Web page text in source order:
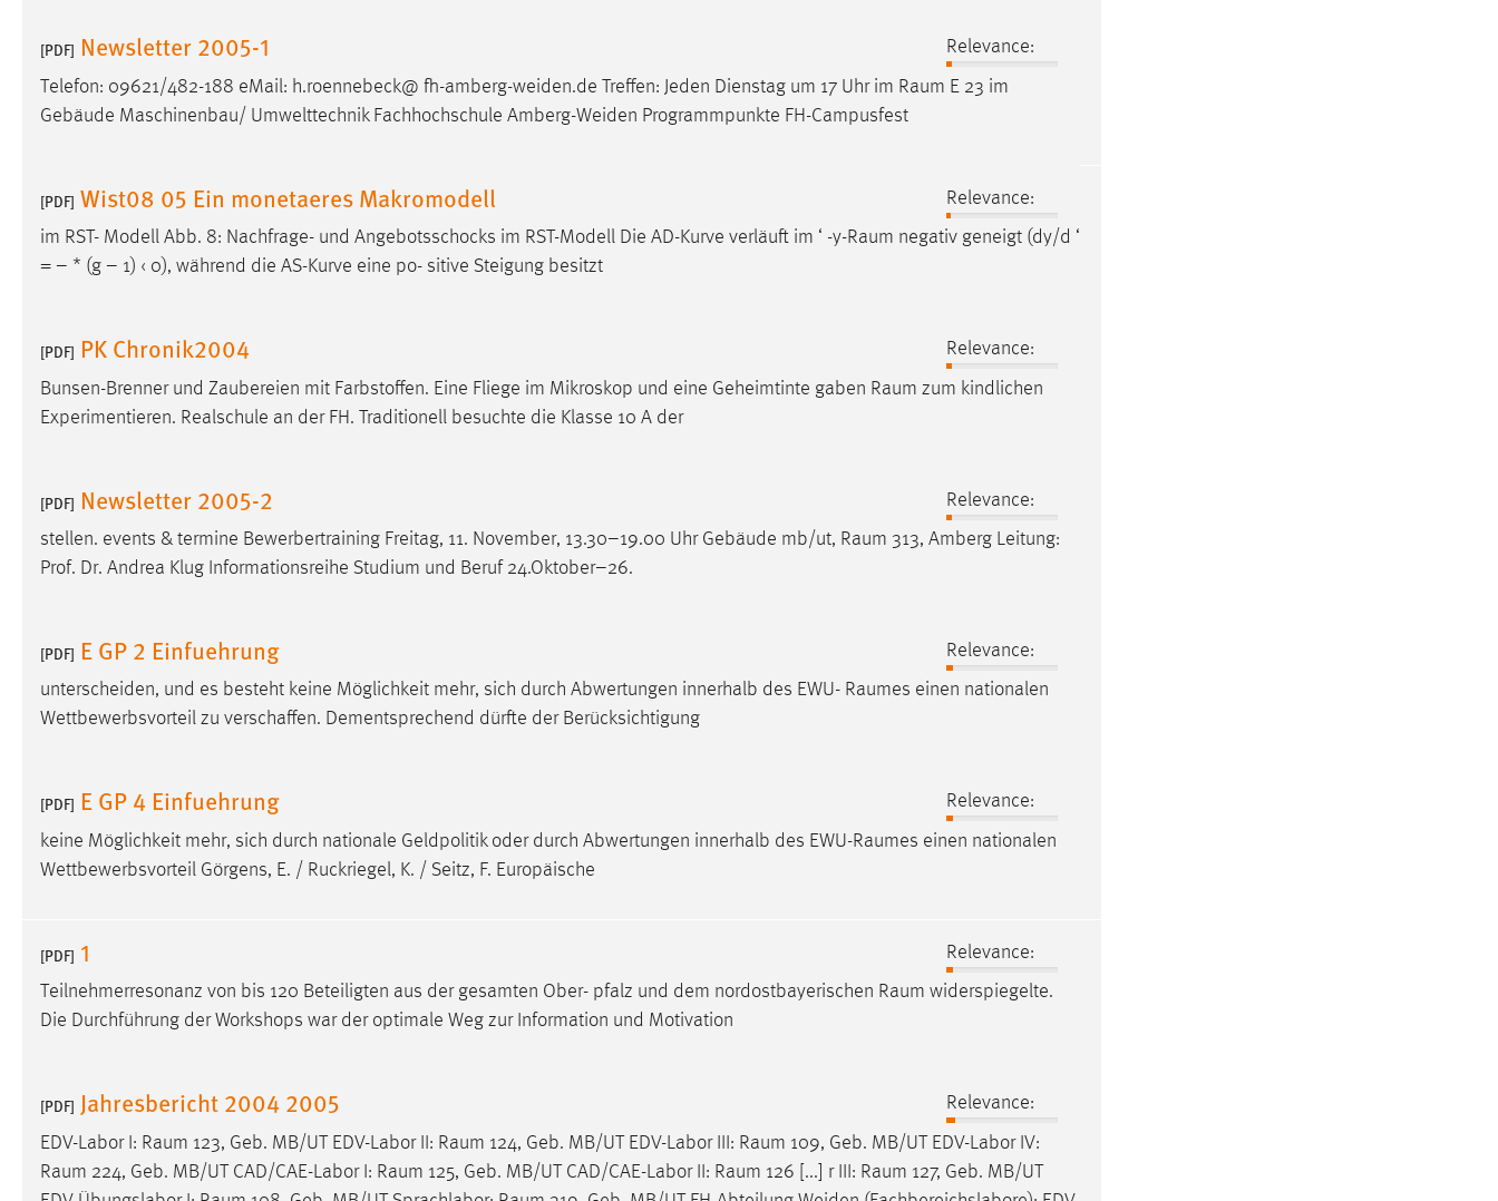
[PDF] Newsletter 2005-1
Relevance:
Telefon: 09621/482-188 eMail: h.roennebeck@ fh-amberg-weiden.de Treffen: Jeden Dienstag um 17 Uhr im Raum E 23 im
Gebäude Maschinenbau/ Umwelttechnik Fachhochschule Amberg-Weiden Programmpunkte FH-Campusfest
[PDF] Wist08 05 Ein monetaeres Makromodell
Relevance:
im RST- Modell Abb. 8: Nachfrage- und Angebotsschocks im RST-Modell Die AD-Kurve verläuft im ‘ -y-Raum negativ geneigt (dy/d ‘
= – * (g – 1) ‹ 0), während die AS-Kurve eine po- sitive Steigung besitzt
[PDF] PK Chronik2004
Relevance:
Bunsen-Brenner und Zaubereien mit Farbstoffen. Eine Fliege im Mikroskop und eine Geheimtinte gaben Raum zum kindlichen
Experimentieren. Realschule an der FH. Traditionell besuchte die Klasse 10 A der
[PDF] Newsletter 2005-2
Relevance:
stellen. events & termine Bewerbertraining Freitag, 11. November, 13.30–19.00 Uhr Gebäude mb/ut, Raum 313, Amberg Leitung:
Prof. Dr. Andrea Klug Informationsreihe Studium und Beruf 24.Oktober–26.
[PDF] E GP 2 Einfuehrung
Relevance:
unterscheiden, und es besteht keine Möglichkeit mehr, sich durch Abwertungen innerhalb des EWU- Raumes einen nationalen
Wettbewerbsvorteil zu verschaffen. Dementsprechend dürfte der Berücksichtigung
[PDF] E GP 4 Einfuehrung
Relevance:
keine Möglichkeit mehr, sich durch nationale Geldpolitik oder durch Abwertungen innerhalb des EWU-Raumes einen nationalen
Wettbewerbsvorteil Görgens, E. / Ruckriegel, K. / Seitz, F. Europäische
[PDF] 1
Relevance:
Teilnehmerresonanz von bis 120 Beteiligten aus der gesamten Ober- pfalz und dem nordostbayerischen Raum widerspiegelte.
Die Durchführung der Workshops war der optimale Weg zur Information und Motivation
[PDF] Jahresbericht 2004 2005
Relevance:
EDV-Labor I: Raum 123, Geb. MB/UT EDV-Labor II: Raum 124, Geb. MB/UT EDV-Labor III: Raum 109, Geb. MB/UT EDV-Labor IV:
Raum 224, Geb. MB/UT CAD/CAE-Labor I: Raum 125, Geb. MB/UT CAD/CAE-Labor II: Raum 126 [...] r III: Raum 127, Geb. MB/UT